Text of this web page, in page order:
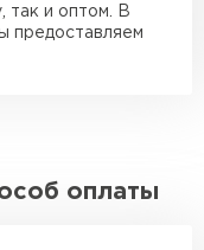
так и оптом. В
предоставляем
оплаты